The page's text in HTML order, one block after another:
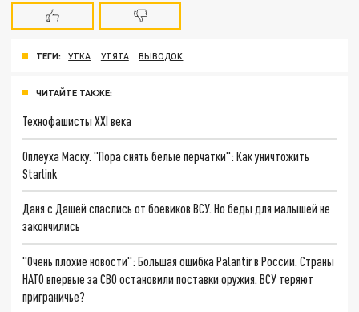
ТЕГИ: УТКА УТЯТА ВЫВОДОК
ЧИТАЙТЕ ТАКЖЕ:
Технофашисты XXI века
Оплеуха Маску. "Пора снять белые перчатки": Как уничтожить
Starlink
Даня с Дашей спаслись от боевиков ВСУ. Но беды для малышей не
закончились
"Очень плохие новости": Большая ошибка Palantir в России. Страны
НАТО впервые за СВО остановили поставки оружия. ВСУ теряют
приграничье?